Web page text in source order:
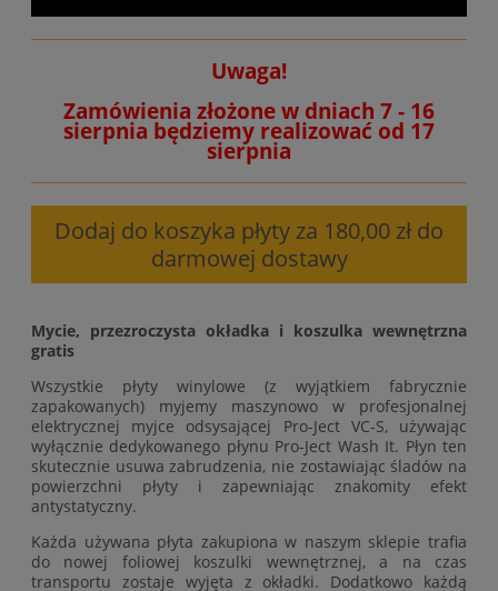
Uwaga!
Zamówienia złożone w dniach 7 - 16
sierpnia będziemy realizować od 17
sierpnia
Dodaj do koszyka płyty za 180,00 zł do
darmowej dostawy
Mycie, przezroczysta okładka i koszulka wewnętrzna
gratis
Wszystkie płyty winylowe (z wyjątkiem fabrycznie
zapakowanych) myjemy maszynowo w profesjonalnej
elektrycznej myjce odsysającej Pro-Ject VC-S, używając
wyłącznie dedykowanego płynu Pro-Ject Wash It. Płyn ten
skutecznie usuwa zabrudzenia, nie zostawiając śladów na
powierzchni płyty i zapewniając znakomity efekt
antystatyczny.
Każda używana płyta zakupiona w naszym sklepie trafia
do nowej foliowej koszulki wewnętrznej, a na czas
transportu zostaje wyjęta z okładki. Dodatkowo każdą